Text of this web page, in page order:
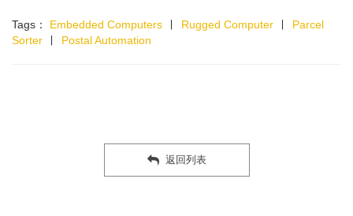
Tags： Embedded Computers Rugged Computer
Parcel
Sorter
Postal Automation
返回列表